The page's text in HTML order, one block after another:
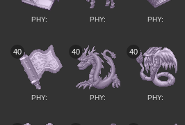
PHY: PHY: PHY:
40
PHY:
40
PHY:
40
PHY: